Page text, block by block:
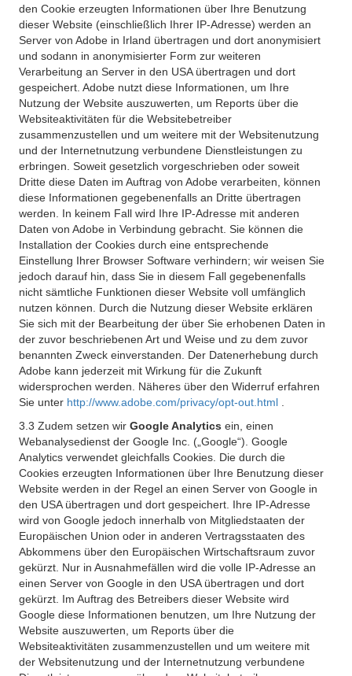
den Cookie erzeugten Informationen über Ihre Benutzung
dieser Website (einschließlich Ihrer IP-Adresse) werden an
Server von Adobe in Irland übertragen und dort anonymisiert
und sodann in anonymisierter Form zur weiteren
Verarbeitung an Server in den USA übertragen und dort
gespeichert. Adobe nutzt diese Informationen, um Ihre
Nutzung der Website auszuwerten, um Reports über die
Websiteaktivitäten für die Websitebetreiber
zusammenzustellen und um weitere mit der Websitenutzung
und der Internetnutzung verbundene Dienstleistungen zu
erbringen. Soweit gesetzlich vorgeschrieben oder soweit
Dritte diese Daten im Auftrag von Adobe verarbeiten, können
diese Informationen gegebenenfalls an Dritte übertragen
werden. In keinem Fall wird Ihre IP-Adresse mit anderen
Daten von Adobe in Verbindung gebracht. Sie können die
Installation der Cookies durch eine entsprechende
Einstellung Ihrer Browser Software verhindern; wir weisen Sie
jedoch darauf hin, dass Sie in diesem Fall gegebenenfalls
nicht sämtliche Funktionen dieser Website voll umfänglich
nutzen können. Durch die Nutzung dieser Website erklären
Sie sich mit der Bearbeitung der über Sie erhobenen Daten in
der zuvor beschriebenen Art und Weise und zu dem zuvor
benannten Zweck einverstanden. Der Datenerhebung durch
Adobe kann jederzeit mit Wirkung für die Zukunft
widersprochen werden. Näheres über den Widerruf erfahren
Sie unter http://www.adobe.com/privacy/opt-out.html
3.3 Zudem setzen wir Google Analytics ein, einen
Webanalysedienst der Google Inc. („Google“). Google
Analytics verwendet gleichfalls Cookies. Die durch die
Cookies erzeugten Informationen über Ihre Benutzung dieser
Website werden in der Regel an einen Server von Google in
den USA übertragen und dort gespeichert. Ihre IP-Adresse
wird von Google jedoch innerhalb von Mitgliedstaaten der
Europäischen Union oder in anderen Vertragsstaaten des
Abkommens über den Europäischen Wirtschaftsraum zuvor
gekürzt. Nur in Ausnahmefällen wird die volle IP-Adresse an
einen Server von Google in den USA übertragen und dort
gekürzt. Im Auftrag des Betreibers dieser Website wird
Google diese Informationen benutzen, um Ihre Nutzung der
Website auszuwerten, um Reports über die
Websiteaktivitäten zusammenzustellen und um weitere mit
der Websitenutzung und der Internetnutzung verbundene